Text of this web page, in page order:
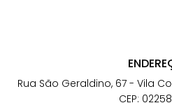
Rua São Geraldino, 67 - Vila
CEP: